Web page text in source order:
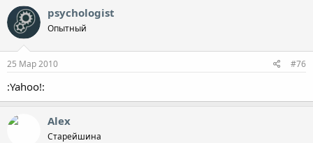
psychologist
Опытный
25 Мар 2010 #76
:Yahoo!:
Alex
Старейшина